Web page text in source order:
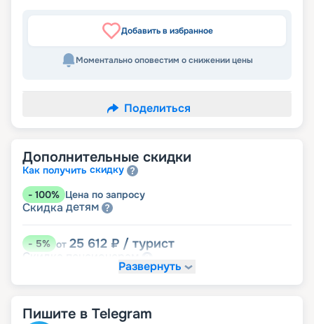
Добавить в избранное
Моментально оповестим о снижении цены
Поделиться
Дополнительные скидки
Как получить скидку
- 100% Цена по запросу
Скидка детям
-5% от 25 612 ₽ / турист
Скидка
Развернуть
Пишите в Telegram